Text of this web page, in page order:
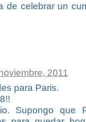
de celebrar un
2011
para Paris.
Supongo que